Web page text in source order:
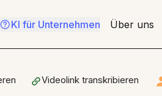
KI für Unternehmen Über uns
Videolink transkribieren